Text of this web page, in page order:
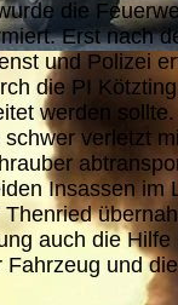
die
Erst nach
und Polizei
die PI
werden
verletzt
Insassen im
Thenried
auch die Hilfe
Fahrzeug und